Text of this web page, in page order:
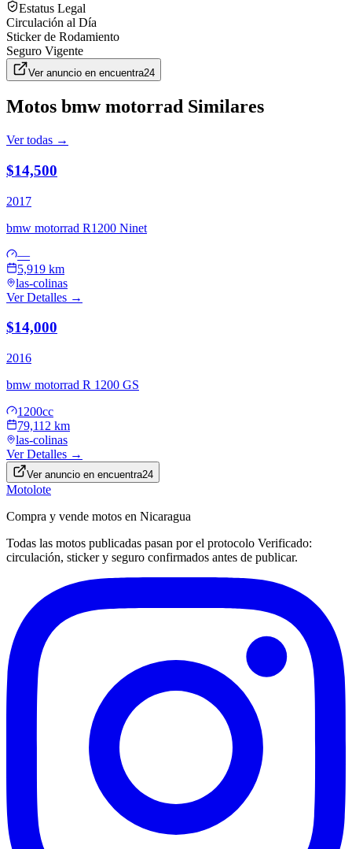
Estatus Legal
Circulación al Día
Sticker de Rodamiento
Seguro Vigente
Ver anuncio en encuentra24
Motos bmw motorrad Similares
Ver todas →
$14,500
2017
bmw motorrad R1200 Ninet
—
5,919 km
las-colinas
Ver Detalles →
$14,000
2016
bmw motorrad R 1200 GS
1200cc
79,112 km
las-colinas
Ver Detalles →
Ver anuncio en encuentra24
Motolote
Compra y vende motos en Nicaragua
Todas las motos publicadas pasan por el protocolo Verificado:
circulación, sticker y seguro confirmados antes de publicar.